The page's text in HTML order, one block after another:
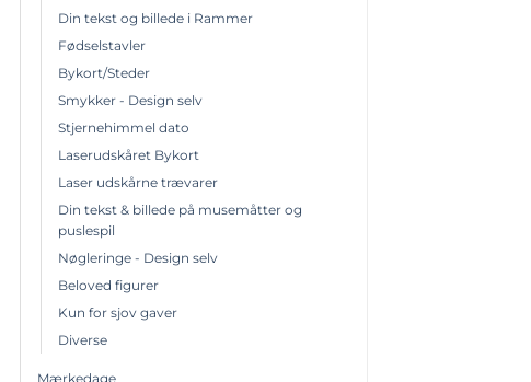
Din tekst og billede i Rammer
Fødselstavler
Bykort/Steder
Smykker - Design selv
Stjernehimmel dato
Laserudskåret Bykort
Laser udskårne trævarer
Din tekst & billede på musemåtter og
puslespil
Nøgleringe - Design selv
Beloved figurer
Kun for sjov gaver
Diverse
Mærkedage